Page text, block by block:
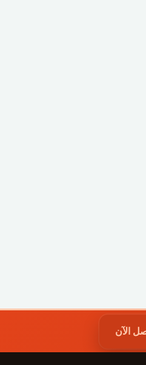
الآن